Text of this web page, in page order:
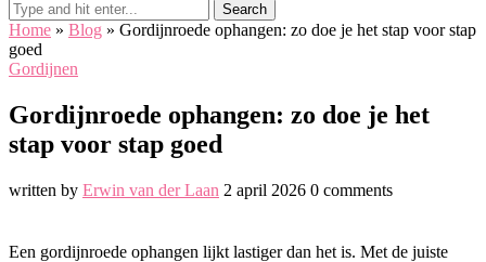
Search
Home » Blog » Gordijnroede ophangen: zo doe je het stap voor stap
goed
Gordijnen
Gordijnroede ophangen: zo doe je het
stap voor stap goed
written by Erwin van der Laan 2 april 2026 0 comments
Een gordijnroede ophangen lijkt lastiger dan het is. Met de juiste